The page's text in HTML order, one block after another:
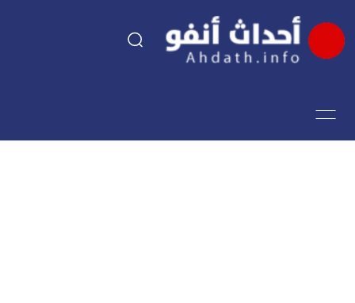
اقتصاد